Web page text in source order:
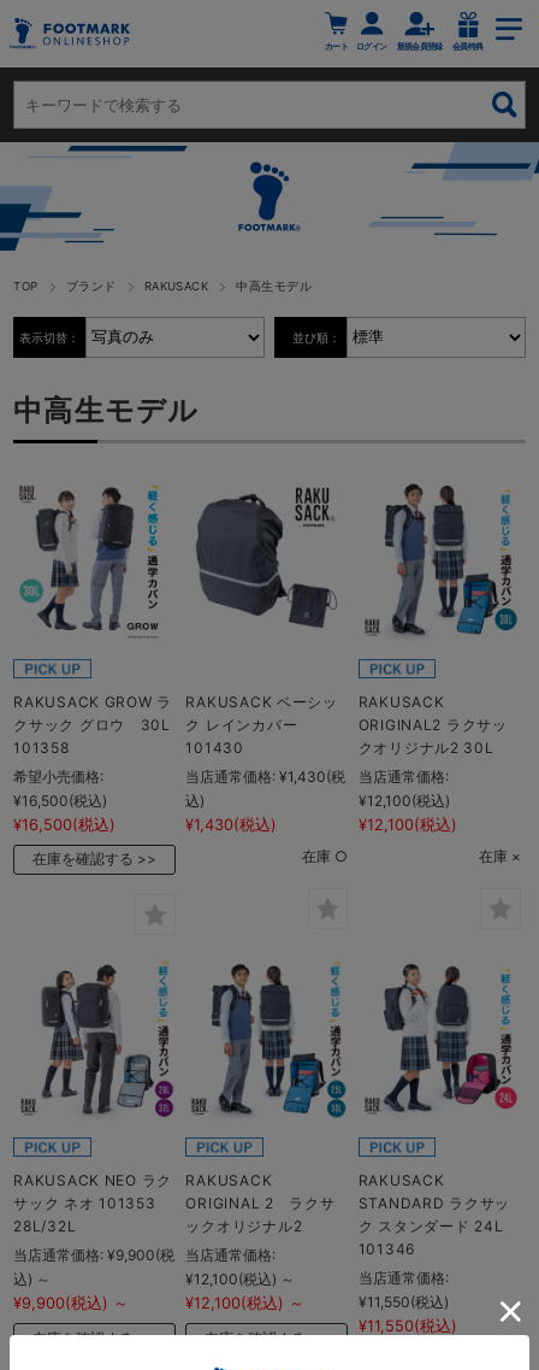
カート ログイン 新規会員登録 会員特典
TOP ブランド RAKUSACK 中高生モデル
表示切替： 並び順：
中高生モデル
RAKUSACK GROW ラ
クサック グロウ 30L
101358
希望小売価格:
¥16,500(税込)
¥16,500(税込)
在庫を確認する
RAKUSACK ベーシッ
ク レインカバー
101430
当店通常価格: ¥1,430(税
込)
¥1,430(税込)
在庫 ○
RAKUSACK
ORIGINAL2 ラクサッ
クオリジナル2 30L
当店通常価格:
¥12,100(税込)
¥12,100(税込)
在庫 ×
RAKUSACK NEO ラク
サック ネオ 101353
28L/32L
当店通常価格: ¥9,900(税
込) ～
¥9,900(税込) ～
在庫を確認する
RAKUSACK
ORIGINAL 2 ラクサ
ックオリジナル2
当店通常価格:
¥12,100(税込) ～
¥12,100(税込) ～
在庫を確認する
RAKUSACK
STANDARD ラクサッ
ク スタンダード 24L
101346
当店通常価格:
¥11,550(税込)
¥11,550(税込)